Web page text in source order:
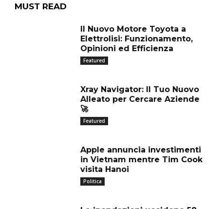
MUST READ
Il Nuovo Motore Toyota a
Elettrolisi: Funzionamento,
Opinioni ed Efficienza
Featured
Xray Navigator: Il Tuo Nuovo
Alleato per Cercare Aziende
🚀
Featured
Apple annuncia investimenti
in Vietnam mentre Tim Cook
visita Hanoi
Politica